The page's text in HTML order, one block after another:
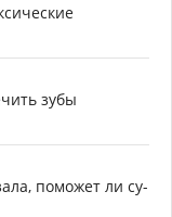
зубы
поможет ли су-